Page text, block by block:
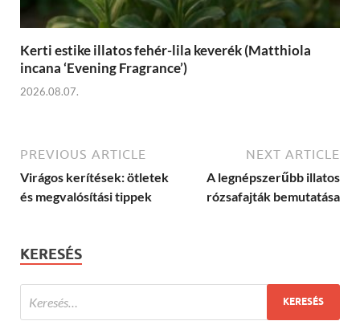
Kerti estike illatos fehér-lila keverék (Matthiola
incana ‘Evening Fragrance’)
2026.08.07.
PREVIOUS ARTICLE
Virágos kerítések: ötletek
és megvalósítási tippek
NEXT ARTICLE
A legnépszerűbb illatos
rózsafajták bemutatása
KERESÉS